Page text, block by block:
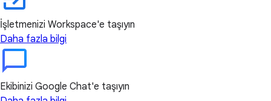
İşletmenizi Workspace'e taşıyın
Daha fazla bilgi
Ekibinizi Google Chat'e taşıyın